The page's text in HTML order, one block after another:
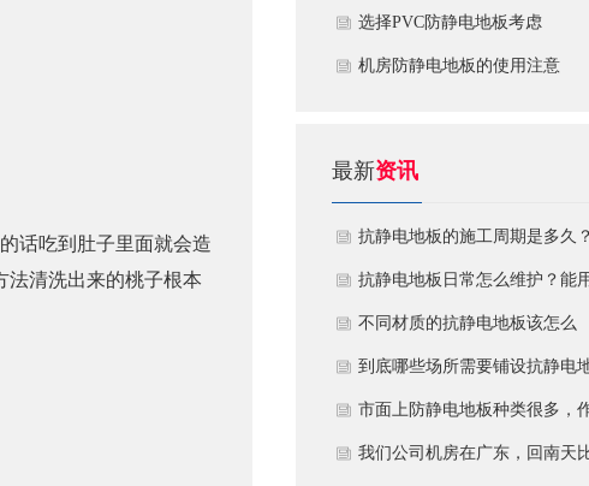
话吃到肚子里面就会造
法清洗出来的桃子根本
​选择PVC防静电地板考虑
机房防静电地板的使用注意
最新资讯
抗静电地板的施工周期是多久
需要注意什么?
抗静电地板日常怎么维护？能
多久？
不同材质的抗静电地板该怎么
选？
到底哪些场所需要铺设抗静电
板？
市面上防静电地板种类很多，
为采购方，我们该如何鉴别地
我们公司机房在广东，回南天